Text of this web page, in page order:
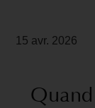
15 avr. 2026
Quand